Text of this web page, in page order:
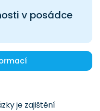
v posádce
je zajištění